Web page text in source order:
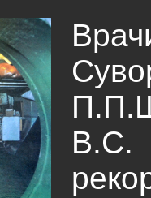
В.С.